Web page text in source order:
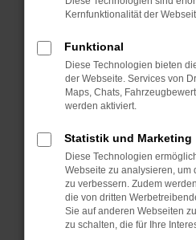
verhindern. Funktioniert
Fenster?
Starte dein Gerät neu.
Das kann manchmal
Probleme zu beheben.
Betriebssystem auf
sind.
Veraltete Software birgt
Sicherheitsrisiko,
führen, dass bestimmte
unterstützt werden.
Kernfunktionalität der
Funktional
Diese Technologien bieten
der Webseite. Services von
Maps, Chats,
werden aktiviert.
Statistik und Marketing
Diese Technologien
Webseite zu analysieren, um
zu verbessern. Zudem
die von dritten
Sie auf anderen Webseiten
zu schalten, die für Ihre